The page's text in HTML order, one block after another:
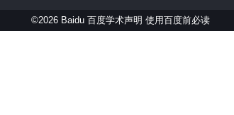
©2026 Baidu 百度学术声明 使用百度前必读